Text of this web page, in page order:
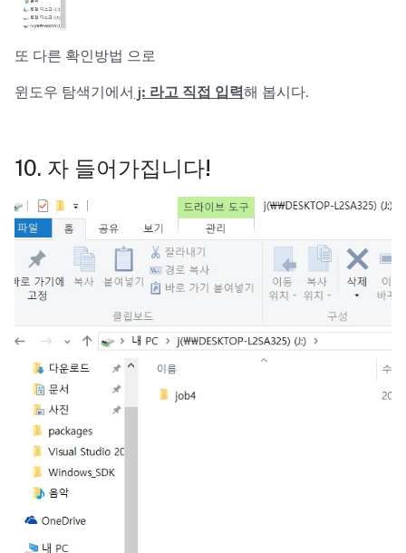
또 다른 확인방법 으로
윈도우 탐색기에서 j: 라고 직접 입력해 봅시다.
10. 자 들어가집니다!